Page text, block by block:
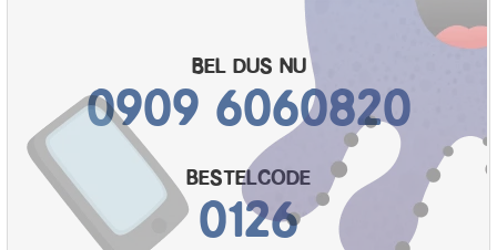
Bel dus nu
0909 6060820
bestelcode
0126